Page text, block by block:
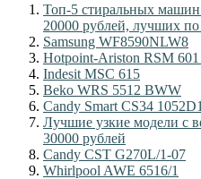
Топ-5 стиральных машин
20000 рублей, лучших по
Samsung WF8590NLW8
Hotpoint-Ariston RSM
Indesit MSC 615
Beko WRS 5512 BWW
Candy Smart CS34
Лучшие узкие модели с
30000 рублей
Candy CST G270L/1-07
Whirlpool AWE 6516/1